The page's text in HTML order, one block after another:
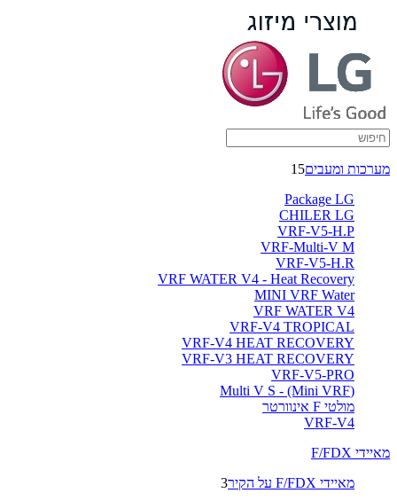
מערכות ומעבים15
Package LG
CHILER LG
VRF-V5-H.P
VRF-Multi-V M
VRF-V5-H.R
VRF WATER V4 - Heat Recovery
MINI VRF Water
VRF WATER V4
VRF-V4 TROPICAL
VRF-V4 HEAT RECOVERY
VRF-V3 HEAT RECOVERY
VRF-V5-PRO
(Multi V S - (Mini VRF
מולטי F אינוורטר
VRF-V4
מאיידי F/FDX
מאיידי F/FDX על הקיר
3